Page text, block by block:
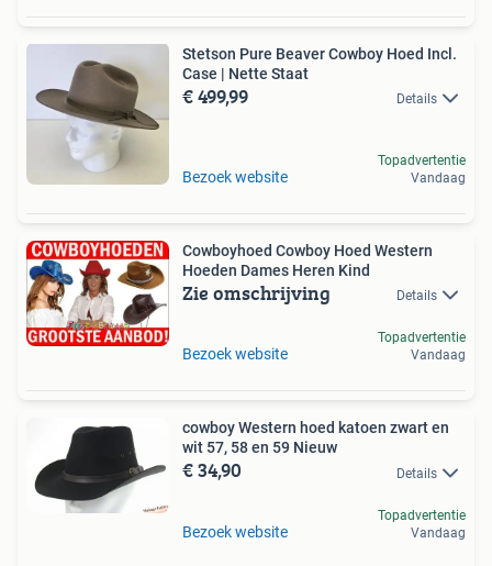
Stetson Pure Beaver Cowboy Hoed Incl.
Case | Nette Staat
€ 499,99 Details
Bezoek website
Topadvertentie
Vandaag
Cowboyhoed Cowboy Hoed Western
Hoeden Dames Heren Kind
Zie omschrijving Details
Bezoek website
Topadvertentie
Vandaag
cowboy Western hoed katoen zwart en
wit 57, 58 en 59 Nieuw
€ 34,90 Details
Bezoek website
Topadvertentie
Vandaag